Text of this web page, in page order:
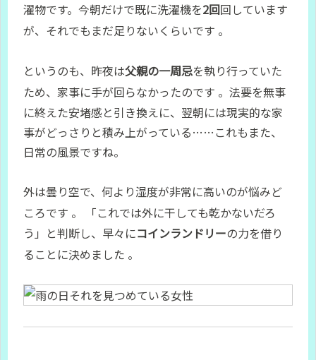
濯物です。今朝だけで既に洗濯機を2回回しています
が、それでもまだ足りないくらいです 。
というのも、昨夜は父親の一周忌を執り行っていた
ため、家事に手が回らなかったのです 。法要を無事
に終えた安堵感と引き換えに、翌朝には現実的な家
事がどっさりと積み上がっている……これもまた、
日常の風景ですね。
外は曇り空で、何より湿度が非常に高いのが悩みど
ころです 。 「これでは外に干しても乾かないだろ
う」と判断し、早々にコインランドリーの力を借り
ることに決めました 。